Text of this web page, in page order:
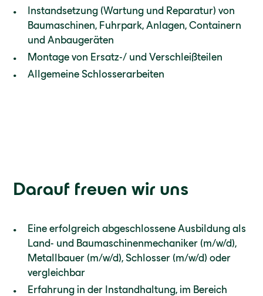
Instandsetzung (Wartung und Reparatur) von
Baumaschinen, Fuhrpark, Anlagen, Containern
und Anbaugeräten
Montage von Ersatz-/ und Verschleißteilen
Allgemeine Schlosserarbeiten
Darauf freuen wir uns
Eine erfolgreich abgeschlossene Ausbildung als
Land- und Baumaschinenmechaniker (m/w/d),
Metallbauer (m/w/d), Schlosser (m/w/d) oder
vergleichbar
Erfahrung in der Instandhaltung, im Bereich